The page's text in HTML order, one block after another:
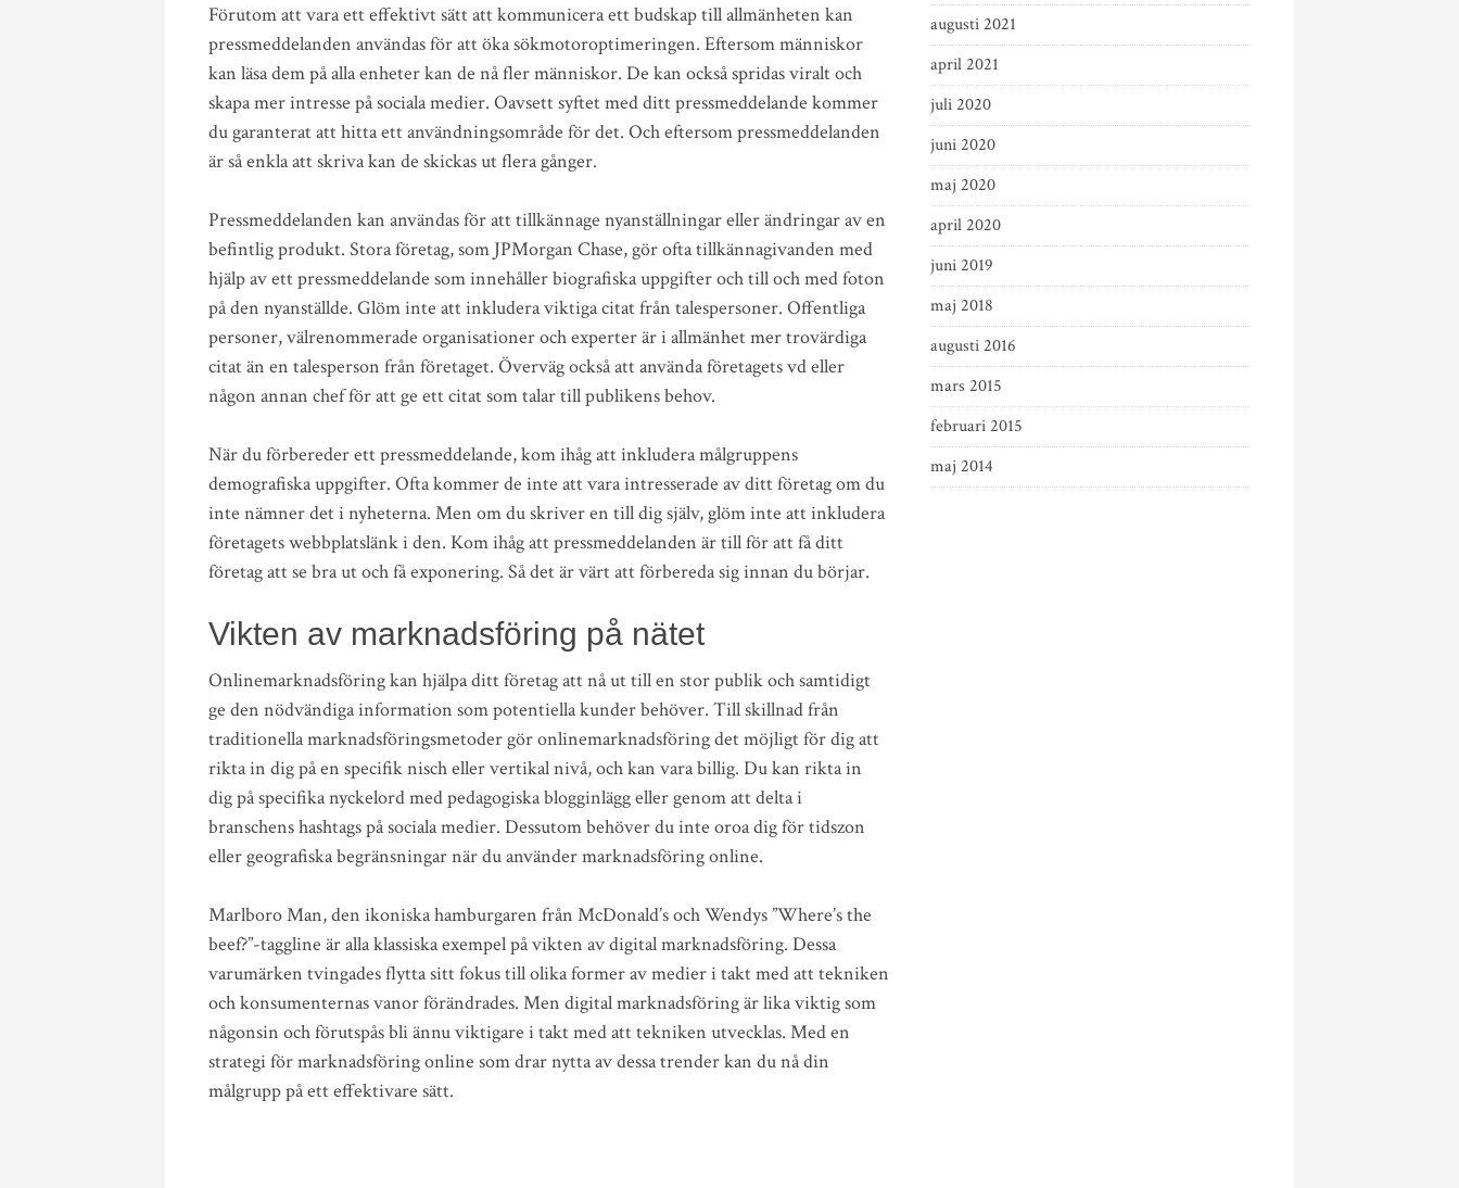
Förutom att vara ett effektivt sätt att kommunicera ett budskap till allmänheten kan
pressmeddelanden användas för att öka sökmotoroptimeringen. Eftersom människor
kan läsa dem på alla enheter kan de nå fler människor. De kan också spridas viralt och
skapa mer intresse på sociala medier. Oavsett syftet med ditt pressmeddelande kommer
du garanterat att hitta ett användningsområde för det. Och eftersom pressmeddelanden
är så enkla att skriva kan de skickas ut flera gånger.
Pressmeddelanden kan användas för att tillkännage nyanställningar eller ändringar av en
befintlig produkt. Stora företag, som JPMorgan Chase, gör ofta tillkännagivanden med
hjälp av ett pressmeddelande som innehåller biografiska uppgifter och till och med foton
på den nyanställde. Glöm inte att inkludera viktiga citat från talespersoner. Offentliga
personer, välrenommerade organisationer och experter är i allmänhet mer trovärdiga
citat än en talesperson från företaget. Överväg också att använda företagets vd eller
någon annan chef för att ge ett citat som talar till publikens behov.
När du förbereder ett pressmeddelande, kom ihåg att inkludera målgruppens
demografiska uppgifter. Ofta kommer de inte att vara intresserade av ditt företag om du
inte nämner det i nyheterna. Men om du skriver en till dig själv, glöm inte att inkludera
företagets webbplatslänk i den. Kom ihåg att pressmeddelanden är till för att få ditt
företag att se bra ut och få exponering. Så det är värt att förbereda sig innan du börjar.
Vikten av marknadsföring på nätet
Onlinemarknadsföring kan hjälpa ditt företag att nå ut till en stor publik och samtidigt
ge den nödvändiga information som potentiella kunder behöver. Till skillnad från
traditionella marknadsföringsmetoder gör onlinemarknadsföring det möjligt för dig att
rikta in dig på en specifik nisch eller vertikal nivå, och kan vara billig. Du kan rikta in
dig på specifika nyckelord med pedagogiska blogginlägg eller genom att delta i
branschens hashtags på sociala medier. Dessutom behöver du inte oroa dig för tidszon
eller geografiska begränsningar när du använder marknadsföring online.
Marlboro Man, den ikoniska hamburgaren från McDonald’s och Wendys ”Where’s the
beef?”-taggline är alla klassiska exempel på vikten av digital marknadsföring. Dessa
varumärken tvingades flytta sitt fokus till olika former av medier i takt med att tekniken
och konsumenternas vanor förändrades. Men digital marknadsföring är lika viktig som
någonsin och förutspås bli ännu viktigare i takt med att tekniken utvecklas. Med en
strategi för marknadsföring online som drar nytta av dessa trender kan du nå din
målgrupp på ett effektivare sätt.
augusti 2021
april 2021
juli 2020
juni 2020
maj 2020
april 2020
juni 2019
maj 2018
augusti 2016
mars 2015
februari 2015
maj 2014